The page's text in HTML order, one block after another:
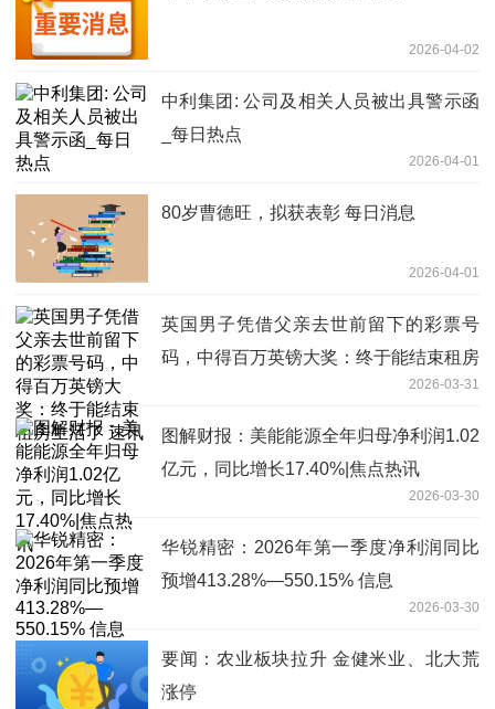
2026-04-02
中利集团: 公司及相关人员被出具警示函
_每日热点
2026-04-01
80岁曹德旺，拟获表彰 每日消息
2026-04-01
英国男子凭借父亲去世前留下的彩票号
码，中得百万英镑大奖：终于能结束租房
2026-03-31
图解财报：美能能源全年归母净利润1.02
亿元，同比增长17.40%|焦点热讯
2026-03-30
华锐精密：2026年第一季度净利润同比
预增413.28%—550.15% 信息
2026-03-30
要闻：农业板块拉升 金健米业、北大荒
涨停